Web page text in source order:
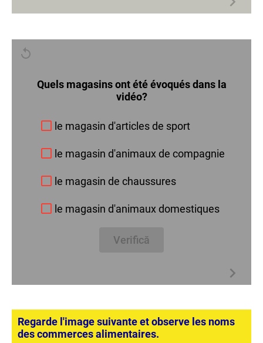
Quels magasins ont été évoqués dans la
vidéo?
le magasin d'articles de sport
le magasin d'animaux de compagnie
le magasin de chaussures
le magasin d'animaux domestiques
Verifică
Regarde l'image suivante et observe les noms
des commerces alimentaires.